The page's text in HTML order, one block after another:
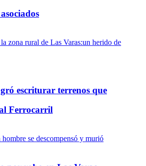
escriturar terrenos que
Ferrocarril